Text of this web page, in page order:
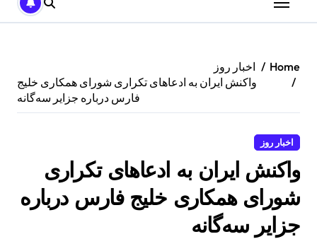
Home
اخبار روز
واکنش ایران به ادعاهای تکراری شورای همکاری خلیج
فارس درباره جزایر سه‌گانه
اخبار روز
واکنش ایران به ادعاهای تکراری
شورای همکاری خلیج فارس درباره
جزایر سه‌گانه